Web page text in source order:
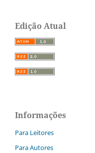
Edição Atual
Informações
Para Leitores
Para Autores